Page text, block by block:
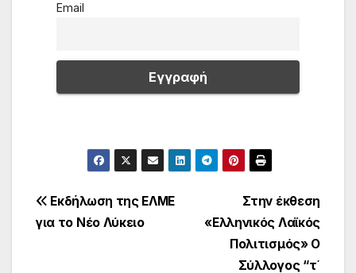
Email
Πλοήγηση
άρθρων
Στην έκθεση
«Ελληνικός Λαϊκός
Πολιτισμός» Ο
Σύλλογoς “τ΄
Εκδήλωση της ΕΛΜΕ
για το Νέο Λύκειο